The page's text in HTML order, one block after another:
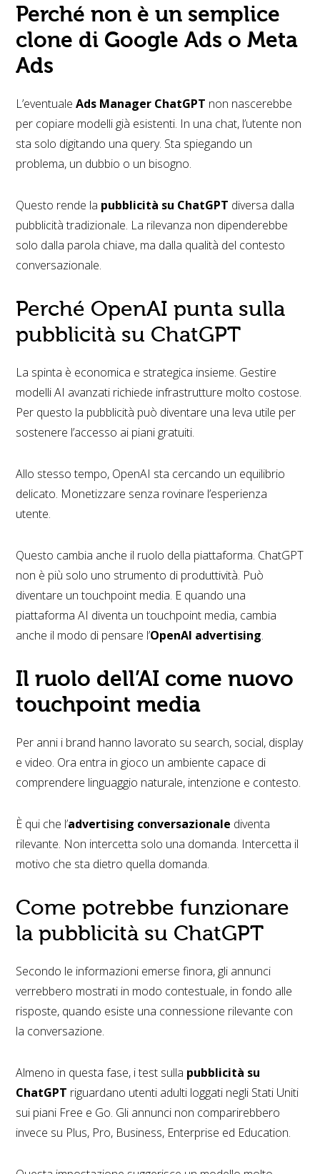
Perché non è un semplice
clone di Google Ads o Meta
Ads
L’eventualeAds Manager ChatGPT non nascerebbe
per copiare modelli già esistenti. In una chat, l’utente non
sta solo digitando una query. Sta spiegando un
problema, un dubbio o un bisogno.
Questo rende la pubblicità su ChatGPT diversa dalla
pubblicità tradizionale. La rilevanza non dipenderebbe
solo dalla parola chiave, ma dalla qualità del contesto
conversazionale.
Perché OpenAI punta sulla
pubblicità su ChatGPT
La spinta è economica e strategica insieme. Gestire
modelli AI avanzati richiede infrastrutture molto costose.
Per questo la pubblicità può diventare una leva utile per
sostenere l’accesso ai piani gratuiti.
Allo stesso tempo, OpenAI sta cercando un equilibrio
delicato. Monetizzare senza rovinare l’esperienza
utente.
Questo cambia anche il ruolo della piattaforma. ChatGPT
non è più solo uno strumento di produttività. Può
diventare un touchpoint media. E quando una
piattaforma AI diventa un touchpoint media, cambia
anche il modo di pensare l’OpenAI advertising.
Il ruolo dell’AI come nuovo
touchpoint media
Per anni i brand hanno lavorato su search, social, display
e video. Ora entra in gioco un ambiente capace di
comprendere linguaggio naturale, intenzione e contesto.
È qui che l’advertising conversazionale diventa
rilevante. Non intercetta solo una domanda. Intercetta il
motivo che sta dietro quella domanda.
Come potrebbe funzionare
la pubblicità su ChatGPT
Secondo le informazioni emerse finora, gli annunci
verrebbero mostrati in modo contestuale, in fondo alle
risposte, quando esiste una connessione rilevante con
la conversazione.
Almeno in questa fase, i test sulla pubblicità su
ChatGPT riguardano utenti adulti loggati negli Stati Uniti
sui piani Free e Go. Gli annunci non comparirebbero
invece su Plus, Pro, Business, Enterprise ed Education.